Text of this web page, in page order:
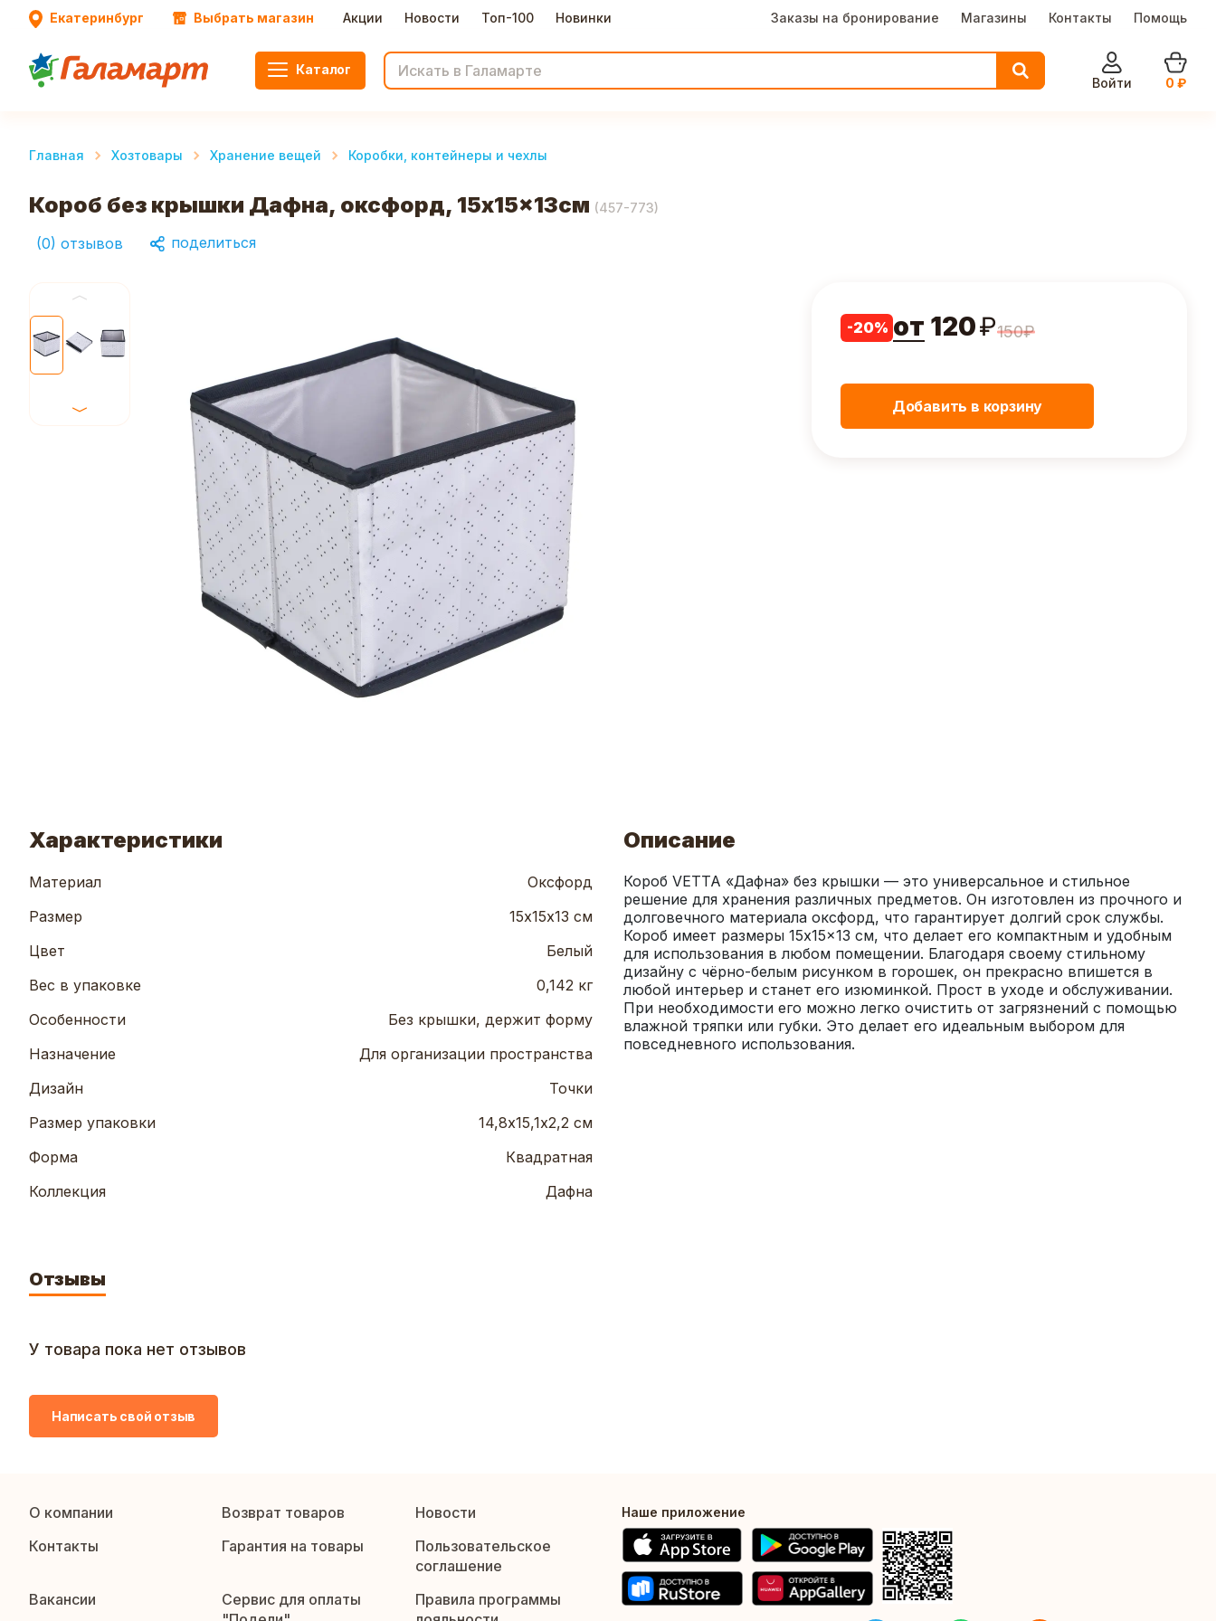
Екатеринбург Выбрать магазин Акции Новости Топ-100 Новинки Заказы на бронирование Магазины Контакты Помощь
Каталог
Войти
0 ₽
Главная Хозтовары Хранение вещей Коробки, контейнеры и чехлы
Короб без крышки Дафна, оксфорд, 15x15x13см (457-773)
(0) отзывов поделиться
-20% от 120₽150₽
Добавить в корзину
Характеристики
Материал
Оксфорд
Размер
15х15х13 см
Цвет
Белый
Вес в упаковке
0,142 кг
Особенности
Без крышки, держит форму
Назначение
Для организации пространства
Дизайн
Точки
Размер упаковки
14,8х15,1х2,2 см
Форма
Квадратная
Коллекция
Дафна
Описание
Короб VETTA «Дафна» без крышки — это универсальное и стильное
решение для хранения различных предметов. Он изготовлен из прочного и
долговечного материала оксфорд, что гарантирует долгий срок службы.
Короб имеет размеры 15x15x13 см, что делает его компактным и удобным
для использования в любом помещении. Благодаря своему стильному
дизайну с чёрно-белым рисунком в горошек, он прекрасно впишется в
любой интерьер и станет его изюминкой. Прост в уходе и обслуживании.
При необходимости его можно легко очистить от загрязнений с помощью
влажной тряпки или губки. Это делает его идеальным выбором для
повседневного использования.
Отзывы
У товара пока нет отзывов
Написать свой отзыв
О компании Возврат товаров
Новости
Контакты
Гарантия на товары
Пользовательское
соглашение
Вакансии
Сервис для оплаты
Правила программы
Наше приложение